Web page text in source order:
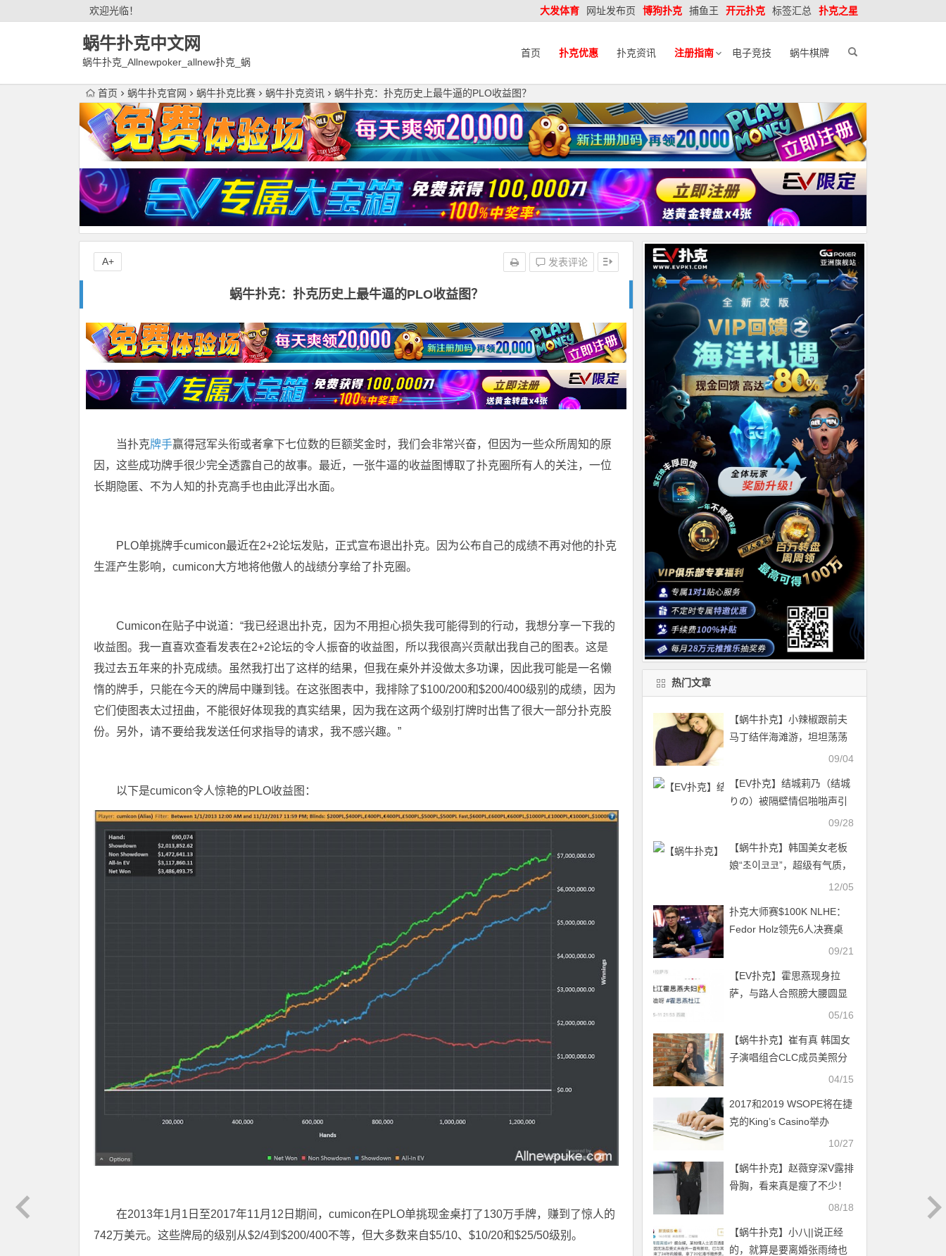
欢迎光临！ 大发体育 网址发布页 博狗扑克 捕鱼王 开元扑克 标签汇总 扑克之星
蜗牛扑克中文网
蜗牛扑克_Allnewpoker_allnew扑克_蜗
首页 扑克优惠 扑克资讯 注册指南 电子竞技 蜗牛棋牌
首页 蜗牛扑克官网 蜗牛扑克比赛 蜗牛扑克资讯 蜗牛扑克：扑克历史上最牛逼的PLO收益图？
蜗牛扑克：扑克历史上最牛逼的PLO收益图？
发表评论
A+
当扑克牌手赢得冠军头衔或者拿下七位数的巨额奖金时，我们会非常兴奋，但因为一些众所周知的原
因，这些成功牌手很少完全透露自己的故事。最近，一张牛逼的收益图博取了扑克圈所有人的关注，一位
长期隐匿、不为人知的扑克高手也由此浮出水面。
PLO单挑牌手cumicon最近在2+2论坛发贴，正式宣布退出扑克。因为公布自己的成绩不再对他的扑克
生涯产生影响，cumicon大方地将他傲人的战绩分享给了扑克圈。
Cumicon在贴子中说道：“我已经退出扑克，因为不用担心损失我可能得到的行动，我想分享一下我的
收益图。我一直喜欢查看发表在2+2论坛的令人振奋的收益图，所以我很高兴贡献出我自己的图表。这是
我过去五年来的扑克成绩。虽然我打出了这样的结果，但我在桌外并没做太多功课，因此我可能是一名懒
惰的牌手，只能在今天的牌局中赚到钱。在这张图表中，我排除了$100/200和$200/400级别的成绩，因为
它们使图表太过扭曲，不能很好体现我的真实结果，因为我在这两个级别打牌时出售了很大一部分扑克股
份。另外，请不要给我发送任何求指导的请求，我不感兴趣。”
以下是cumicon令人惊艳的PLO收益图：
在2013年1月1日至2017年11月12日期间，cumicon在PLO单挑现金桌打了130万手牌，赚到了惊人的
742万美元。这些牌局的级别从$2/4到$200/400不等，但大多数来自$5/10、$10/20和$25/50级别。
热门文章
【蜗牛扑克】小辣椒跟前夫
马丁结伴海滩游，坦坦荡荡
09/04
【EV扑克】结城莉乃（结城
りの）被隔壁情侣啪啪声引
09/28
【蜗牛扑克】韩国美女老板
娘“초이코코”，超级有气质，
12/05
扑克大师赛$100K NLHE：
Fedor Holz领先6人决赛桌
09/21
【EV扑克】霍思燕现身拉
萨，与路人合照膀大腰圆显
富态，杜江熊乃瑾陪伴在旁
05/16
【蜗牛扑克】崔有真 韩国女
子演唱组合CLC成员美照分
04/15
2017和2019 WSOPE将在捷
克的King’s Casino举办
10/27
【蜗牛扑克】赵薇穿深V露排
骨胸，看来真是瘦了不少！
08/18
【蜗牛扑克】小八||说正经
的，就算是要离婚张雨绮也